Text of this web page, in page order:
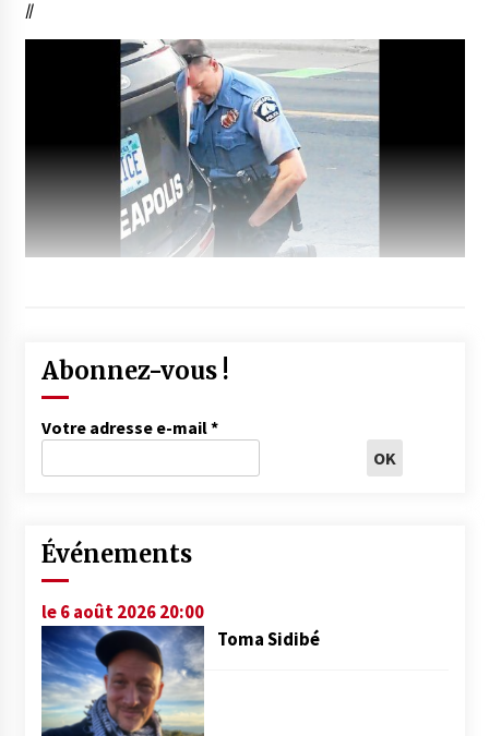
//
Abonnez-vous !
Votre adresse e-mail*
Événements
le 6 août 2026 20:00
Toma Sidibé